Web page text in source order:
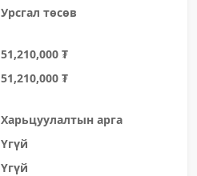
Урсгал төсөв
51,210,000 ₮
51,210,000 ₮
Харьцуулалтын арга
Үгүй
Үгүй